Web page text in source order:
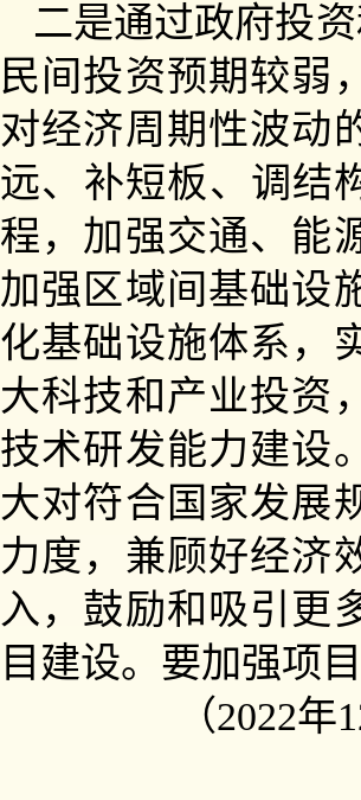
二是通过政府投
民间投资预期较弱
对经济周期性波动
远、补短板、调结
程，加强交通、能
加强区域间基础设
化基础设施体系，
大科技和产业投资
技术研发能力建设
大对符合国家发展
力度，兼顾好经济
入，鼓励和吸引更
目建设。要加强项
（2022